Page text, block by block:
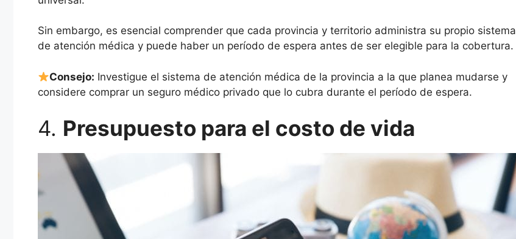
Sin embargo, es esencial comprender que cada provincia y territorio administra su propio sistema
de atención médica y puede haber un período de espera antes de ser elegible para la cobertura.
Consejo: Investigue el sistema de atención médica de la provincia a la que planea mudarse y
considere comprar un seguro médico privado que lo cubra durante el período de espera.
4. Presupuesto para el costo de vida